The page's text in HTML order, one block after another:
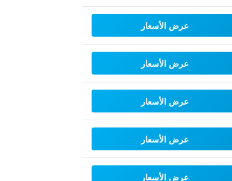
عرض الأسعار
عرض الأسعار
عرض الأسعار
عرض الأسعار
عرض الأسعار